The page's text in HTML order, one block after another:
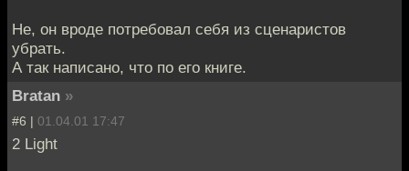
Не, он вроде потребовал себя из сценаристов
убрать.
А так написано, что по его книге.
Bratan »
#6 | 01.04.01 17:47
2 Light